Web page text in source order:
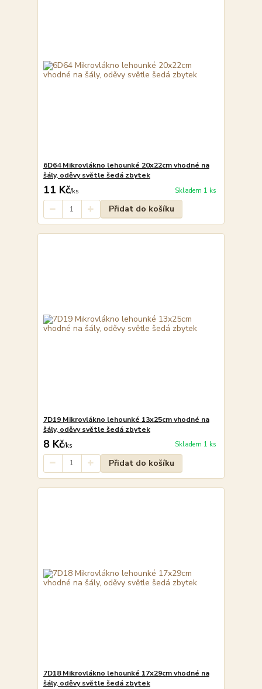
6D64 Mikrovlákno lehounké 20x22cm vhodné na
šály, oděvy světle šedá zbytek
11 Kč/ks Skladem 1 ks
Přidat do košíku
7D19 Mikrovlákno lehounké 13x25cm vhodné na
šály, oděvy světle šedá zbytek
8 Kč/ks Skladem 1 ks
Přidat do košíku
7D18 Mikrovlákno lehounké 17x29cm vhodné na
šály, oděvy světle šedá zbytek